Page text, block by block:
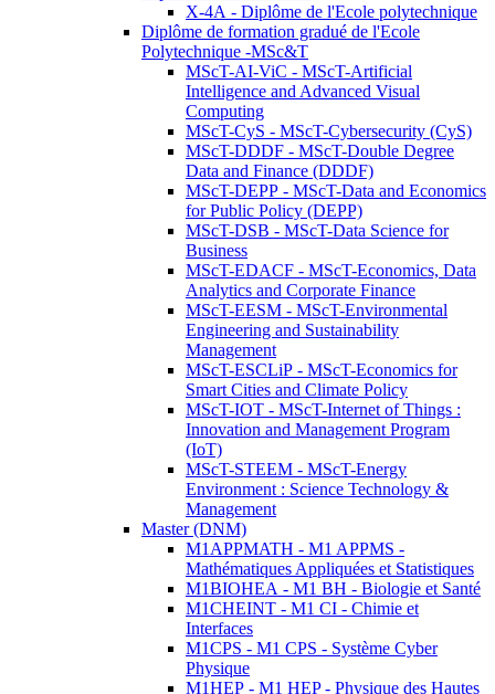
X-4A - Diplôme de l'Ecole polytechnique
Diplôme de formation gradué de l'Ecole
Polytechnique -MSc&T
MScT-AI-ViC - MScT-Artificial
Intelligence and Advanced Visual
Computing
MScT-CyS - MScT-Cybersecurity (CyS)
MScT-DDDF - MScT-Double Degree
Data and Finance (DDDF)
MScT-DEPP - MScT-Data and Economics
for Public Policy (DEPP)
MScT-DSB - MScT-Data Science for
Business
MScT-EDACF - MScT-Economics, Data
Analytics and Corporate Finance
MScT-EESM - MScT-Environmental
Engineering and Sustainability
Management
MScT-ESCLiP - MScT-Economics for
Smart Cities and Climate Policy
MScT-IOT - MScT-Internet of Things :
Innovation and Management Program
(IoT)
MScT-STEEM - MScT-Energy
Environment : Science Technology &
Management
Master (DNM)
M1APPMATH - M1 APPMS -
Mathématiques Appliquées et Statistiques
M1BIOHEA - M1 BH - Biologie et Santé
M1CHEINT - M1 CI - Chimie et
Interfaces
M1CPS - M1 CPS - Système Cyber
Physique
M1HEP - M1 HEP - Physique des Hautes